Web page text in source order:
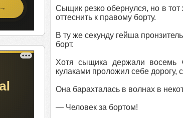
Сыщик резко обернулся, но в тот
оттеснить к правому борту.
В ту же секунду гейша
борт.
Хотя сыщика держали восемь
кулаками проложил себе
Она барахталась в волнах в
— Человек за бортом!